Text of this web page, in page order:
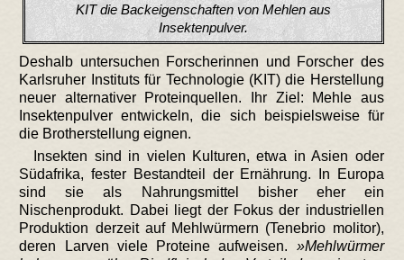
KIT die Backeigenschaften von Mehlen aus
Insektenpulver.
Deshalb untersuchen Forscherinnen und Forscher des
Karlsruher Instituts für Technologie (KIT) die Herstellung
neuer alternativer Proteinquellen. Ihr Ziel: Mehle aus
Insektenpulver entwickeln, die sich beispielsweise für
die Brotherstellung eignen.
Insekten sind in vielen Kulturen, etwa in Asien oder
Südafrika, fester Bestandteil der Ernährung. In Europa
sind sie als Nahrungsmittel bisher eher ein
Nischenprodukt. Dabei liegt der Fokus der industriellen
Produktion derzeit auf Mehlwürmern (Tenebrio molitor),
deren Larven viele Proteine aufweisen.
Mehlwürmer